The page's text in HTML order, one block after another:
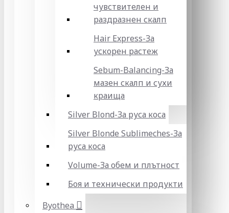
чувствителен и
раздразнен скалп
Hair Express-За
ускорен растеж
Sebum-Balancing-За
мазен скалп и сухи
краища
Silver Blond-За руса коса
Silver Blonde Sublіmeches-За
руса коса
Volume-За обем и плътност
Боя и технически продукти
Byothea